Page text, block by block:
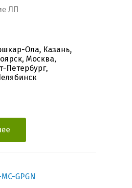
ЛП
Ола, Казань,
Москва,
Петербург,
GPGN